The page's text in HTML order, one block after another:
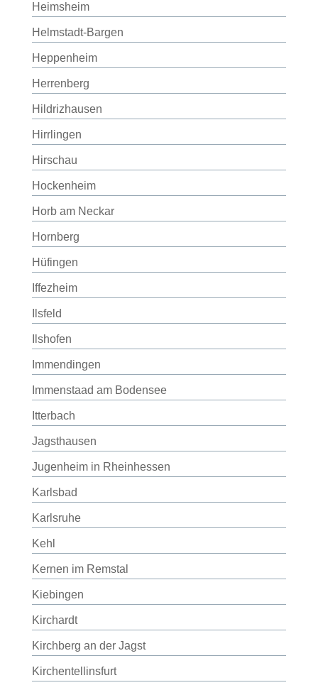
Heimsheim
Helmstadt-Bargen
Heppenheim
Herrenberg
Hildrizhausen
Hirrlingen
Hirschau
Hockenheim
Horb am Neckar
Hornberg
Hüfingen
Iffezheim
Ilsfeld
Ilshofen
Immendingen
Immenstaad am Bodensee
Itterbach
Jagsthausen
Jugenheim in Rheinhessen
Karlsbad
Karlsruhe
Kehl
Kernen im Remstal
Kiebingen
Kirchardt
Kirchberg an der Jagst
Kirchentellinsfurt